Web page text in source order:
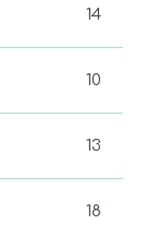
14
10
13
18